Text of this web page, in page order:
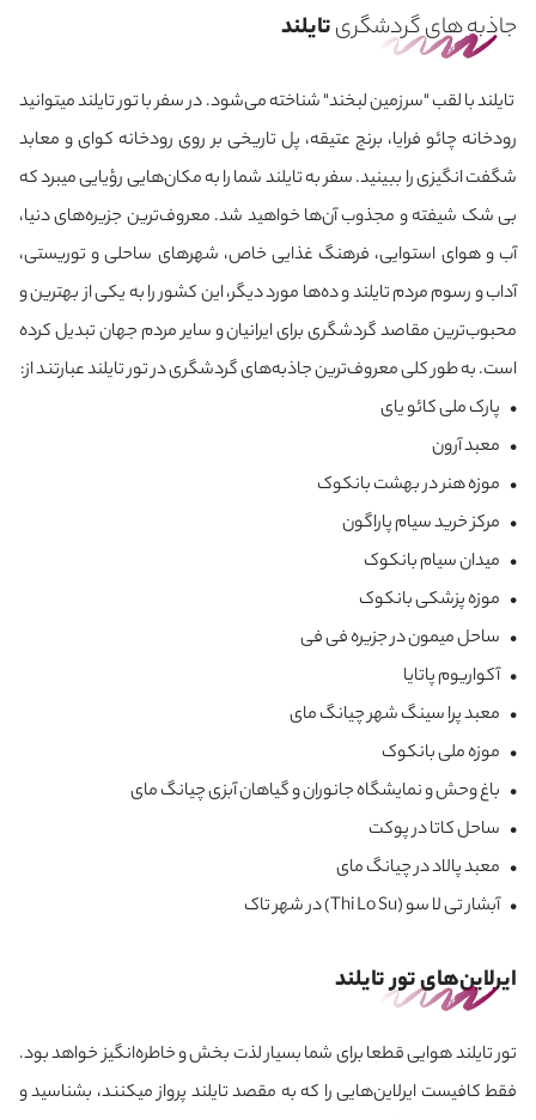
جاذبه های گردشگریتایلند
تایلند با لقب "سرزمین لبخند" شناخته می‌شود. در سفر با تور تایلند می‎توانید
رودخانه چائو فرایا، برنج عتیقه، پل تاریخی بر روی رودخانه کوای و معابد
شگفت انگیزی را ببینید. سفر به تایلند شما را به مکان‌هایی رؤیایی‌ می‎برد که
بی شک شیفته و مجذوب آن‌ها خواهید شد. معروف‌ترین جزیره‌های دنیا،
آب و هوای استوایی، فرهنگ غذایی خاص، شهرهای ساحلی و توریستی،
آداب و رسوم مردم تایلند و ده‌ها مورد دیگر، این کشور را به یکی از بهترین و
محبوب‌ترین مقاصد گردشگری برای ایرانیان و سایر مردم جهان تبدیل کرده
است. به طور کلی معروف‌ترین جاذبه‌های گردشگری در تور تایلند عبارتند از:
• پارک ملی کائو یای
• معبد آرون
• موزه هنر در بهشت بانکوک
• مرکز خرید سیام پاراگون
• میدان سیام بانکوک
• موزه پزشکی بانکوک
• ساحل میمون در جزیره فی فی
• آکواریوم پاتایا
• معبد پرا سینگ شهر چیانگ مای
• موزه ملی بانکوک
• باغ وحش و نمایشگاه جانوران و گیاهان آبزی چیانگ مای
• ساحل کاتا در پوکت
• معبد پالاد در چیانگ مای
• آبشار تی لا سو (Thi Lo Su) در شهر تاک
ایرلاین‌های تور تایلند
تور تایلند هوایی قطعا برای شما بسیار لذت بخش و خاطره‌انگیز خواهد بود.
فقط کافیست ایرلاین‌هایی را که به مقصد تایلند پرواز می‎کنند، بشناسید و